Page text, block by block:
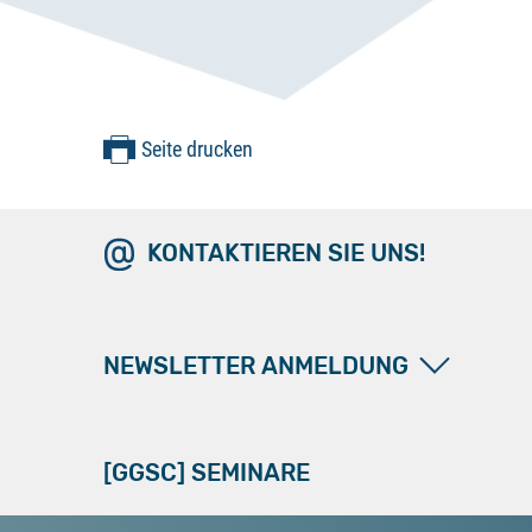
Seite drucken
KONTAKTIEREN SIE UNS!
NEWSLETTER ANMELDUNG
[GGSC] SEMINARE